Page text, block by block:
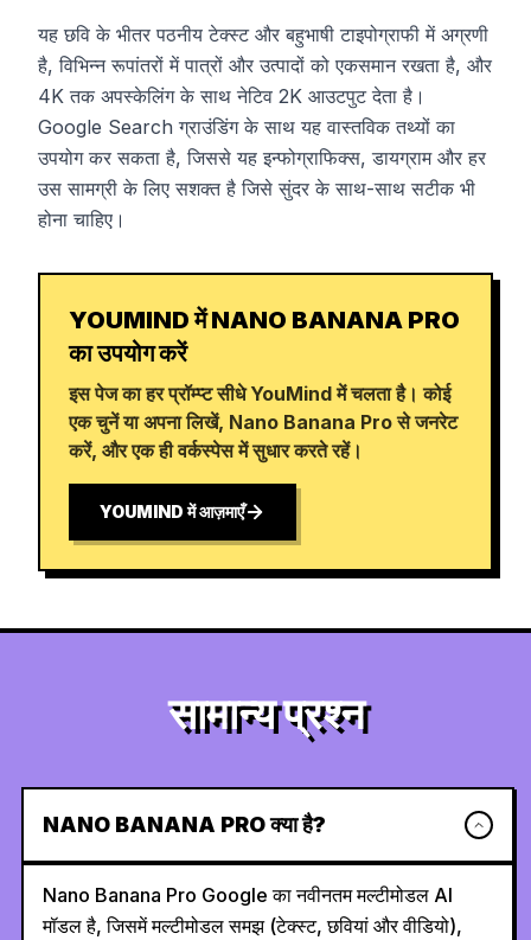
यह छवि के भीतर पठनीय टेक्स्ट और बहुभाषी टाइपोग्राफी में अग्रणी
है, विभिन्न रूपांतरों में पात्रों और उत्पादों को एकसमान रखता है, और
4K तक अपस्केलिंग के साथ नेटिव 2K आउटपुट देता है।
Google Search ग्राउंडिंग के साथ यह वास्तविक तथ्यों का
उपयोग कर सकता है, जिससे यह इन्फोग्राफिक्स, डायग्राम और हर
उस सामग्री के लिए सशक्त है जिसे सुंदर के साथ-साथ सटीक भी
होना चाहिए।
YOUMIND में NANO BANANA PRO
का उपयोग करें
इस पेज का हर प्रॉम्प्ट सीधे YouMind में चलता है। कोई
एक चुनें या अपना लिखें, Nano Banana Pro से जनरेट
करें, और एक ही वर्कस्पेस में सुधार करते रहें।
YOUMIND में आज़माएँ
सामान्य प्रश्न
NANO BANANA PRO क्या है?
Nano Banana Pro Google का नवीनतम मल्टीमोडल AI
मॉडल है, जिसमें मल्टीमोडल समझ (टेक्स्ट, छवियां और वीडियो),